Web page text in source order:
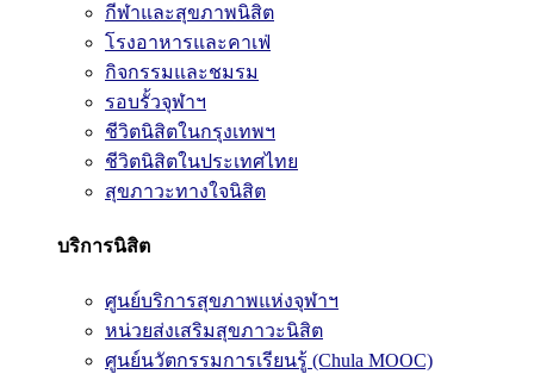
กีฬาและสุขภาพนิสิต
โรงอาหารและคาเฟ่
กิจกรรมและชมรม
รอบรั้วจุฬาฯ
ชีวิตนิสิตในกรุงเทพฯ
ชีวิตนิสิตในประเทศไทย
สุขภาวะทางใจนิสิต
บริการนิสิต
ศูนย์บริการสุขภาพแห่งจุฬาฯ
หน่วยส่งเสริมสุขภาวะนิสิต
ศูนย์นวัตกรรมการเรียนรู้ (Chula MOOC)